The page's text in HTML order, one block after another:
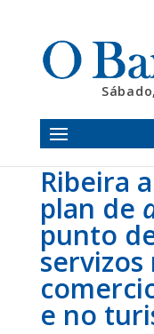
Ribeira
plan de
punto
e no